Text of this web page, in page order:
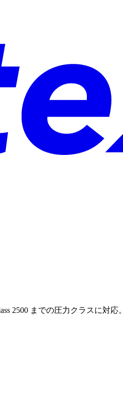
2500 までの圧力クラスに対応。